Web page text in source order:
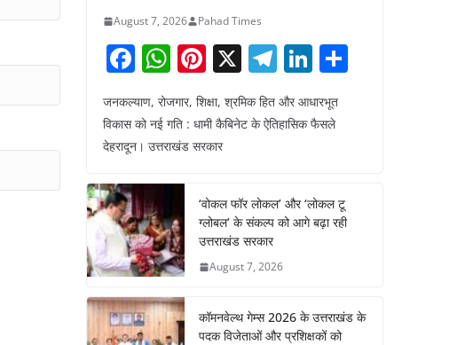
August 7, 2026 Pahad Times
F
c
e
o
o
k
W
at
s
p
Pi
er
e
X T
el
e
m
Li
k
n
जनकल्याण, रोजगार, शिक्षा, श्रमिक हित और आधारभूत
विकास को नई गति : धामी कैबिनेट के ऐतिहासिक फैसले
देहरादून। उत्तराखंड सरकार
‘वोकल फॉर लोकल’ और ‘लोकल टू
ग्लोबल’ के संकल्प को आगे बढ़ा रही
उत्तराखंड सरकार
August 7, 2026
कॉमनवेल्थ गेम्स 2026 के उत्तराखंड के
पदक विजेताओं और प्रशिक्षकों को